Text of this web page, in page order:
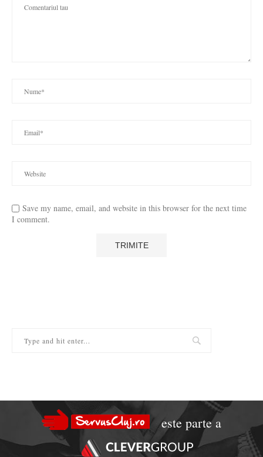
Save my name, email, and website in this browser for the next time
I comment.
este parte a